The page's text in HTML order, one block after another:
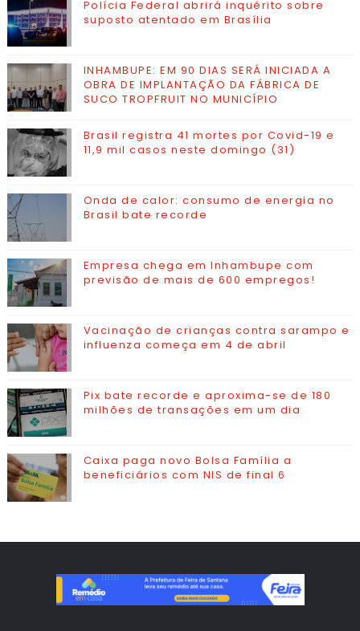
Polícia Federal abrirá inquérito sobre
suposto atentado em Brasília
INHAMBUPE: EM 90 DIAS SERÁ INICIADA A
OBRA DE IMPLANTAÇÃO DA FÁBRICA DE
SUCO TROPFRUIT NO MUNICÍPIO
Brasil registra 41 mortes por Covid-19 e
11,9 mil casos neste domingo (31)
Onda de calor: consumo de energia no
Brasil bate recorde
Empresa chega em Inhambupe com
previsão de mais de 600 empregos!
Vacinação de crianças contra sarampo e
influenza começa em 4 de abril
Pix bate recorde e aproxima-se de 180
milhões de transações em um dia
Caixa paga novo Bolsa Família a
beneficiários com NIS de final 6